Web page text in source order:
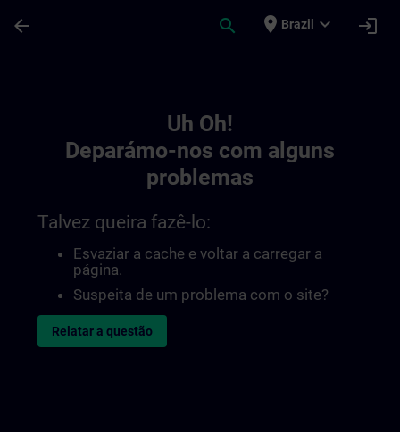
arrow_back search place Brazil expand_more login
Uh Oh!
Deparámo-nos com alguns
problemas
Talvez queira fazê-lo:
Esvaziar a cache e voltar a carregar a
página.
Suspeita de um problema com o site?
Relatar a questão